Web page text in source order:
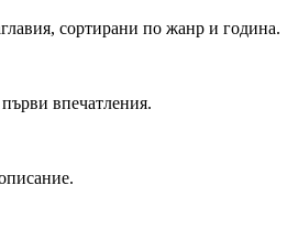
сортирани по жанр и година.
впечатления.